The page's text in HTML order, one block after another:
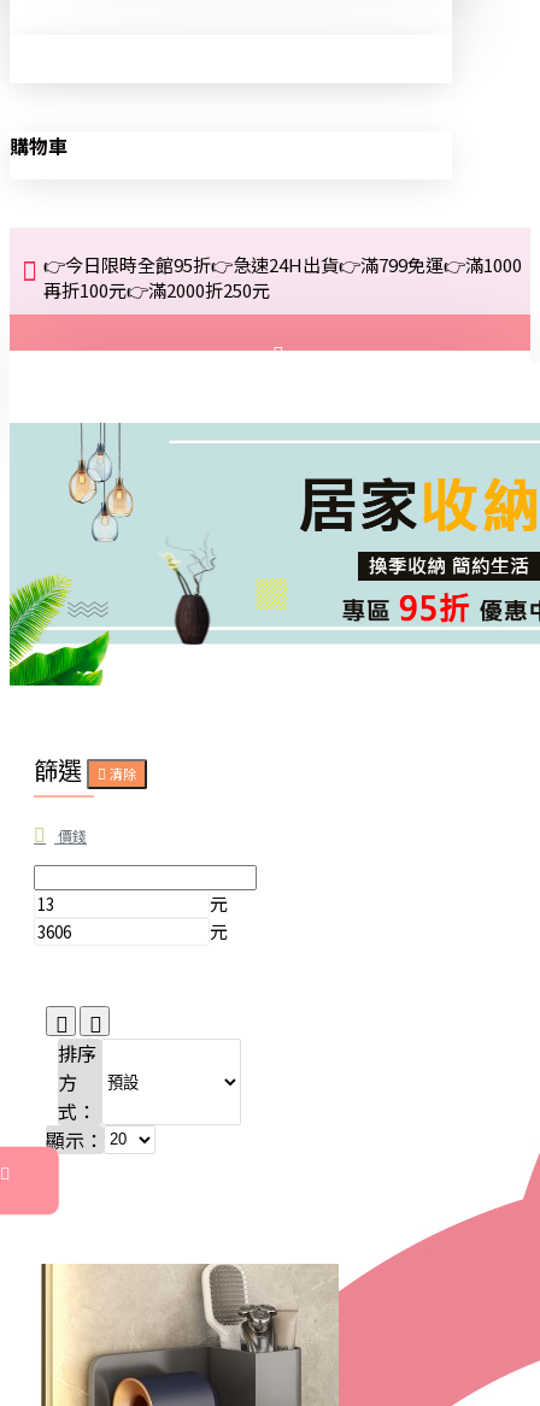
購物車
👉今日限時全館95折👉急速24H出貨👉滿799免運👉滿1000
再折100元👉滿2000折250元
詢問
篩選 清除
價錢
元
元
排序
方
式：
顯示：